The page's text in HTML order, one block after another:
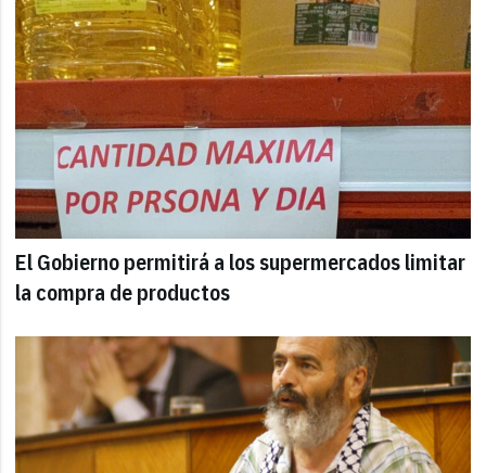
El Gobierno permitirá a los supermercados limitar
la compra de productos